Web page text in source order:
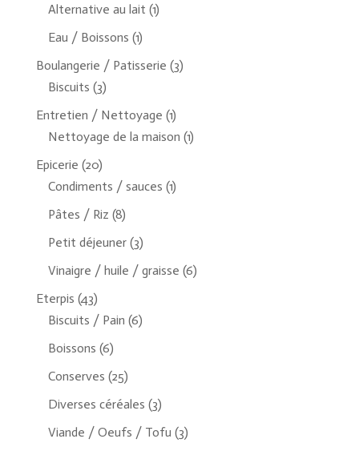
Alternative au lait (1)
Eau / Boissons (1)
Boulangerie / Patisserie (3)
Biscuits (3)
Entretien / Nettoyage (1)
Nettoyage de la maison (1)
Epicerie (20)
Condiments / sauces (1)
Pâtes / Riz (8)
Petit déjeuner (3)
Vinaigre / huile / graisse (6)
Eterpis (43)
Biscuits / Pain (6)
Boissons (6)
Conserves (25)
Diverses céréales (3)
Viande / Oeufs / Tofu (3)